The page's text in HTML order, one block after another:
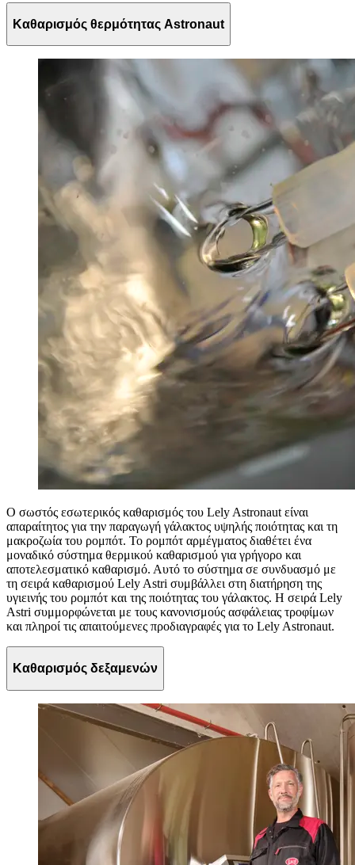
Καθαρισμός θερμότητας Astronaut
Ο σωστός εσωτερικός καθαρισμός του Lely Astronaut είναι
απαραίτητος για την παραγωγή γάλακτος υψηλής ποιότητας και τη
μακροζωία του ρομπότ. Το ρομπότ αρμέγματος διαθέτει ένα
μοναδικό σύστημα θερμικού καθαρισμού για γρήγορο και
αποτελεσματικό καθαρισμό. Αυτό το σύστημα σε συνδυασμό με
τη σειρά καθαρισμού Lely Astri συμβάλλει στη διατήρηση της
υγιεινής του ρομπότ και της ποιότητας του γάλακτος. Η σειρά Lely
Astri συμμορφώνεται με τους κανονισμούς ασφάλειας τροφίμων
και πληροί τις απαιτούμενες προδιαγραφές για το Lely Astronaut.
Καθαρισμός δεξαμενών